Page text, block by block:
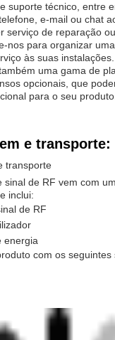
suporte técnico, entre
e-mail ou chat
serviço de reparação
nos para organizar
às suas instalações.
uma gama de
opcionais, que
para o seu
e transporte:
transporte
sinal de RF vem com
inclui:
de RF
energia
com os seguintes